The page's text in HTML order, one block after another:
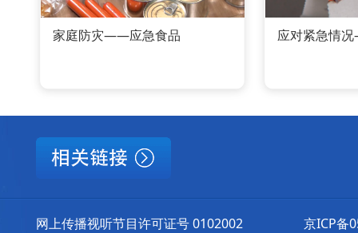
家庭防灾——应急食品 应对紧急情
网上传播视听节目许可证号 0102002 京ICP备